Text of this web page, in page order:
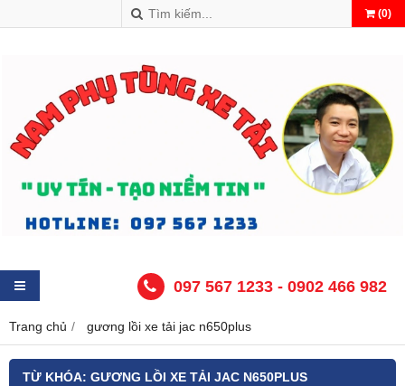
(0)
097 567 1233 - 0902 466 982
Trang chủ gương lồi xe tải jac n650plus
TỪ KHÓA: GƯƠNG LỒI XE TẢI JAC N650PLUS